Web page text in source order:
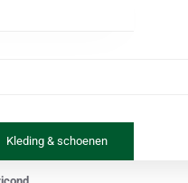
Kleding & schoenen